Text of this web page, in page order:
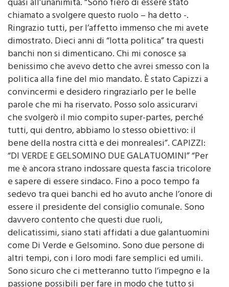
Ringrazio tutti, per l’affetto immenso che mi avete
dimostrato. Dieci anni di “lotta politica” tra questi
banchi non si dimenticano. Chi mi conosce sa
benissimo che avevo detto che avrei smesso con la
politica alla fine del mio mandato. È stato Capizzi a
convincermi e desidero ringraziarlo per le belle
parole che mi ha riservato. Posso solo assicurarvi
che svolgerò il mio compito super-partes, perché
tutti, qui dentro, abbiamo lo stesso obiettivo: il
bene della nostra città e dei monrealesi”. CAPIZZI:
“DI VERDE E GELSOMINO DUE GALATUOMINI” “Per
me è ancora strano indossare questa fascia tricolore
e sapere di essere sindaco. Fino a poco tempo fa
sedevo tra quei banchi ed ho avuto anche l’onore di
essere il presidente del consiglio comunale. Sono
davvero contento che questi due ruoli,
delicatissimi, siano stati affidati a due galantuomini
come Di Verde e Gelsomino. Sono due persone di
altri tempi, con i loro modi fare semplici ed umili.
Sono sicuro che ci metteranno tutto l’impegno e la
passione possibili per fare in modo che tutto si